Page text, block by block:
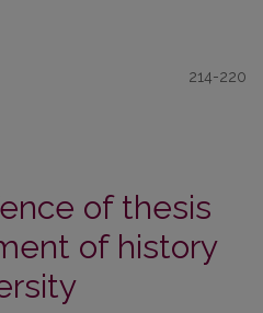
214-220
of thesis
of history